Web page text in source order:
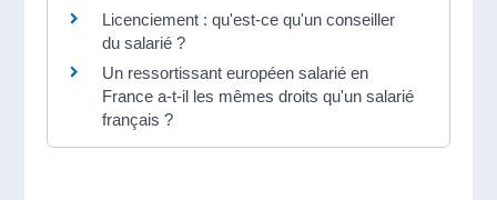
Licenciement : qu'est-ce qu'un conseiller
du salarié ?
Un ressortissant européen salarié en
France a-t-il les mêmes droits qu'un salarié
français ?